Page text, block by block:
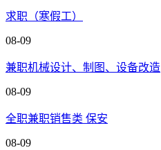
求职（寒假工）
08-09
兼职机械设计、制图、设备改造
08-09
全职兼职销售类 保安
08-09